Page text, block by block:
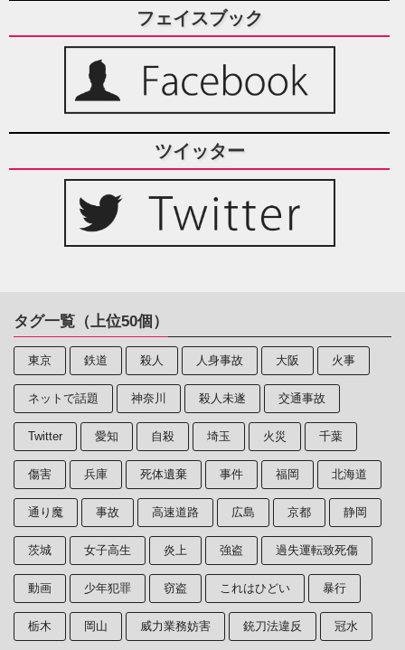
フェイスブック
ツイッター
タグ一覧（上位50個）
東京 鉄道 殺人 人身事故 大阪 火事
ネットで話題 神奈川 殺人未遂 交通事故
Twitter 愛知 自殺 埼玉 火災 千葉
傷害 兵庫 死体遺棄 事件 福岡 北海道
通り魔 事故 高速道路 広島 京都 静岡
茨城 女子高生 炎上 強盗 過失運転致死傷
動画 少年犯罪 窃盗 これはひどい 暴行
栃木 岡山 威力業務妨害 銃刀法違反 冠水